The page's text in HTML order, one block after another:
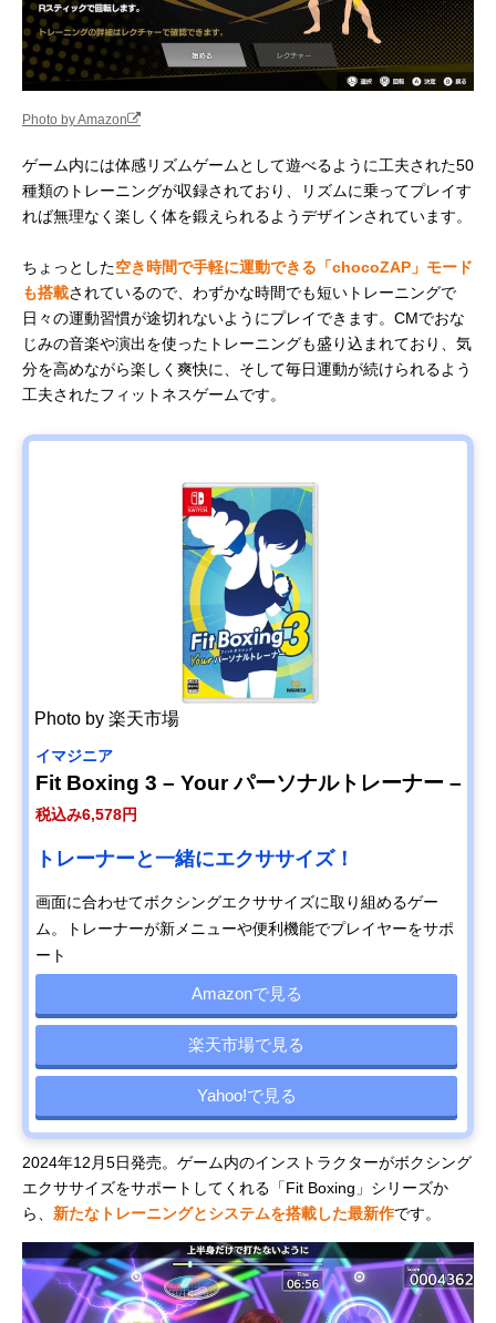
Photo by Amazon
ゲーム内には体感リズムゲームとして遊べるように工夫された50
種類のトレーニングが収録されており、リズムに乗ってプレイす
れば無理なく楽しく体を鍛えられるようデザインされています。
ちょっとした空き時間で手軽に運動できる「chocoZAP」モード
も搭載されているので、わずかな時間でも短いトレーニングで
日々の運動習慣が途切れないようにプレイできます。CMでおな
じみの音楽や演出を使ったトレーニングも盛り込まれており、気
分を高めながら楽しく爽快に、そして毎日運動が続けられるよう
工夫されたフィットネスゲームです。
Photo by 楽天市場
イマジニア
Fit Boxing 3 – Your パーソナルトレーナー –
税込み6,578円
トレーナーと一緒にエクササイズ！
画面に合わせてボクシングエクササイズに取り組めるゲー
ム。トレーナーが新メニューや便利機能でプレイヤーをサポ
ート
Amazonで見る
楽天市場で見る
Yahoo!で見る
2024年12月5日発売。ゲーム内のインストラクターがボクシング
エクササイズをサポートしてくれる「Fit Boxing」シリーズか
ら、 新たなトレーニングとシステムを搭載した最新作です。